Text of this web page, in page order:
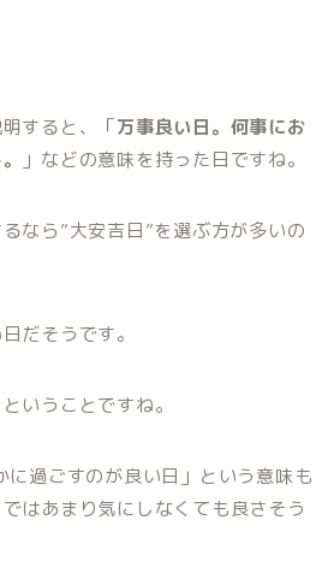
すると、「万事良い日。何事にお
」などの意味を持った日ですね。
なら”大安吉日”を選ぶ方が多いの
だそうです。
いうことですね。
に過ごすのが良い日」という意味も
はあまり気にしなくても良さそう